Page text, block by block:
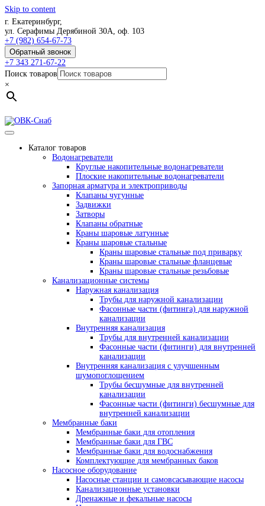
Skip to content
г. Екатеринбург,
ул. Серафимы Дерябиной 30А, оф. 103
+7 (982) 654-67-73
Обратный звонок
+7 343 271-67-22
Поиск товаров
×
Каталог товаров
Водонагреватели
Круглые накопительные водонагреватели
Плоские накопительные водонагреватели
Запорная арматура и электроприводы
Клапаны чугунные
Задвижки
Затворы
Клапаны обратные
Краны шаровые латунные
Краны шаровые стальные
Краны шаровые стальные под приварку
Краны шаровые стальные фланцевые
Краны шаровые стальные резьбовые
Канализационные системы
Наружная канализация
Трубы для наружной канализации
Фасонные части (фитинга) для наружной
канализации
Внутренняя канализация
Трубы для внутренней канализации
Фасонные части (фитинги) для внутренней
канализации
Внутренняя канализация с улучшенным
шумопоглощением
Трубы бесшумные для внутренней
канализации
Фасонные части (фитинги) бесшумные для
внутренней канализации
Мембранные баки
Мембранные баки для отопления
Мембранные баки для ГВС
Мембранные баки для водоснабжения
Комплектующие для мембранных баков
Насосное оборудование
Насосные станции и самовсасывающие насосы
Канализационные установки
Дренажные и фекальные насосы